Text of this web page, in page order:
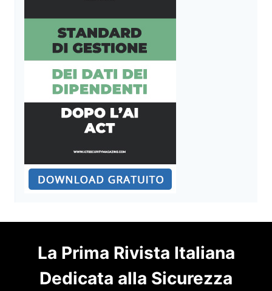
La Prima Rivista Italiana
Dedicata alla Sicurezza